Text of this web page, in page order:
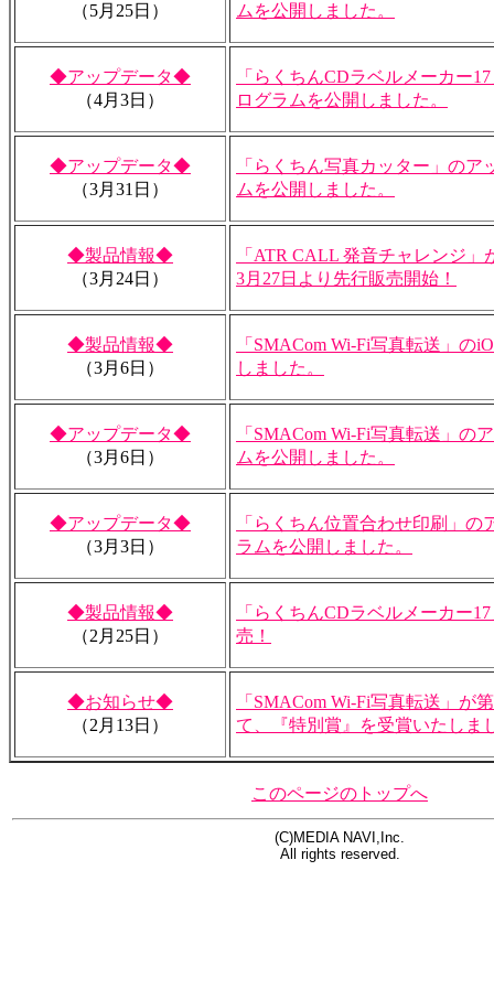
（5月25日）
ムを公開しました。
◆アップデータ◆
（4月3日）
「らくちんCDラベルメーカー
ログラムを公開しました。
◆アップデータ◆
（3月31日）
「らくちん写真カッター」のア
ムを公開しました。
◆製品情報◆
（3月24日）
「ATR CALL 発音チャレンジ」
3月27日より先行販売開始！
◆製品情報◆
（3月6日）
「SMACom Wi-Fi写真転送」の
しました。
◆アップデータ◆
（3月6日）
「SMACom Wi-Fi写真転送」の
ムを公開しました。
◆アップデータ◆
（3月3日）
「らくちん位置合わせ印刷」の
ラムを公開しました。
◆製品情報◆
（2月25日）
「らくちんCDラベルメーカー
売！
◆お知らせ◆
（2月13日）
「SMACom Wi-Fi写真転送」が
て、『特別賞』を受賞いたしま
このページのトップへ
(C)MEDIA NAVI,Inc.
All rights reserved.